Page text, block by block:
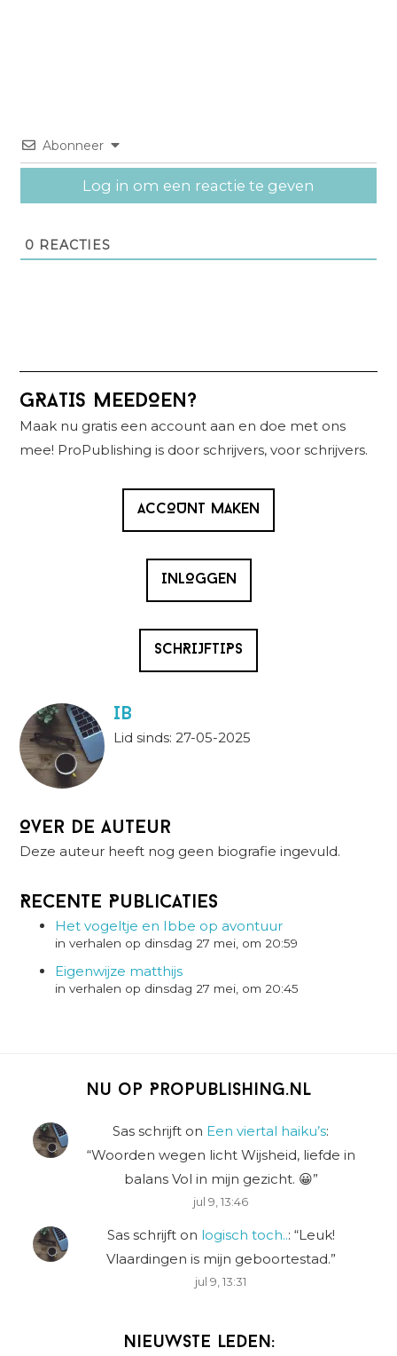
Abonneer
Log in om een reactie te geven
0 REACTIES
Primaire
Sidebar
GRATIS MEEDOEN?
Maak nu gratis een account aan en doe met ons
mee! ProPublishing is door schrijvers, voor schrijvers.
ACCOUNT MAKEN
INLOGGEN
SCHRIJFTIPS
IB
Lid sinds: 27-05-2025
Over de auteur
Deze auteur heeft nog geen biografie ingevuld.
Recente Publicaties
Het vogeltje en Ibbe op avontuur
in verhalen op dinsdag 27 mei, om 20:59
Eigenwijze matthijs
in verhalen op dinsdag 27 mei, om 20:45
Nu op Propublishing.nl
Sas schrijft on Een viertal haiku’s:
“Woorden wegen licht Wijsheid, liefde in
balans Vol in mijn gezicht. 😀”
jul 9, 13:46
Sas schrijfton logisch toch..: “Leuk!
Vlaardingen is mijn geboortestad.”
jul 9, 13:31
Nieuwste leden: